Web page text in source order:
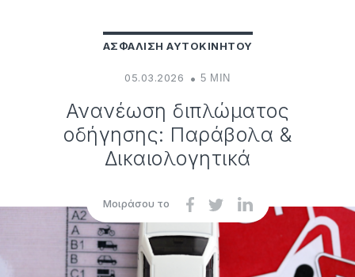
ΑΣΦΑΛΙΣΗ ΑΥΤΟΚΙΝΗΤΟΥ
05.03.2026 5 MIN
Ανανέωση διπλώματος
οδήγησης: Παράβολα &
Δικαιολογητικά
Μοιράσου το